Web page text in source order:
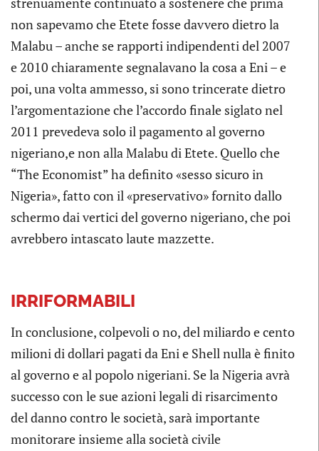
non sapevamo che Etete fosse davvero dietro la
Malabu – anche se rapporti indipendenti del 2007
e 2010 chiaramente segnalavano la cosa a Eni – e
poi, una volta ammesso, si sono trincerate dietro
l’argomentazione che l’accordo finale siglato nel
2011 prevedeva solo il pagamento al governo
nigeriano,e non alla Malabu di Etete. Quello che
“The Economist” ha definito «sesso sicuro in
Nigeria», fatto con il «preservativo» fornito dallo
schermo dai vertici del governo nigeriano, che poi
avrebbero intascato laute mazzette.
IRRIFORMABILI
In conclusione, colpevoli o no, del miliardo e cento
milioni di dollari pagati da Eni e Shell nulla è finito
al governo e al popolo nigeriani. Se la Nigeria avrà
successo con le sue azioni legali di risarcimento
del danno contro le società, sarà importante
monitorare insieme alla società civile